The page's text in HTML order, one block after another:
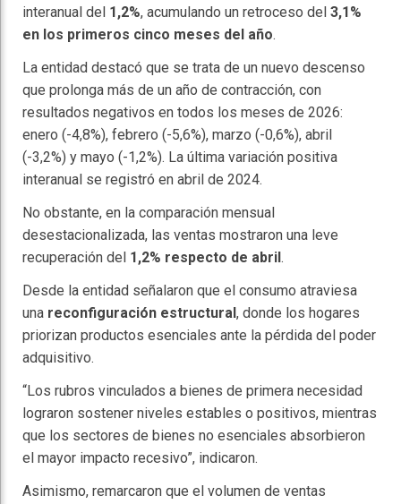
interanual del 1,2%, acumulando un retroceso del 3,1%
en los primeros cinco meses del año.
La entidad destacó que se trata de un nuevo descenso
que prolonga más de un año de contracción, con
resultados negativos en todos los meses de 2026:
enero (-4,8%), febrero (-5,6%), marzo (-0,6%), abril
(-3,2%) y mayo (-1,2%). La última variación positiva
interanual se registró en abril de 2024.
No obstante, en la comparación mensual
desestacionalizada, las ventas mostraron una leve
recuperación del 1,2% respecto de abril .
Desde la entidad señalaron que el consumo atraviesa
una reconfiguración estructural , donde los hogares
priorizan productos esenciales ante la pérdida del poder
adquisitivo.
“Los rubros vinculados a bienes de primera necesidad
lograron sostener niveles estables o positivos, mientras
que los sectores de bienes no esenciales absorbieron
el mayor impacto recesivo”, indicaron.
Asimismo, remarcaron que el volumen de ventas